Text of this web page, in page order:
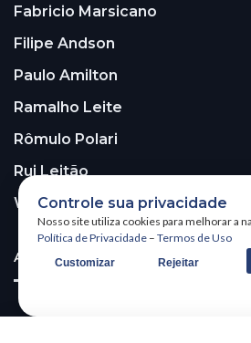
Fabricio Marsicano
Filipe Andson
Paulo Amilton
Ramalho Leite
Rômulo Polari
Rui Leitão
Walter Santos
ASSINE A NOSSA NEWSLETTER!
Controle sua privacidade
Nosso site utiliza cookies para melhorar a
Política de Privacidade – Termos de Uso
Customizar Rejeitar